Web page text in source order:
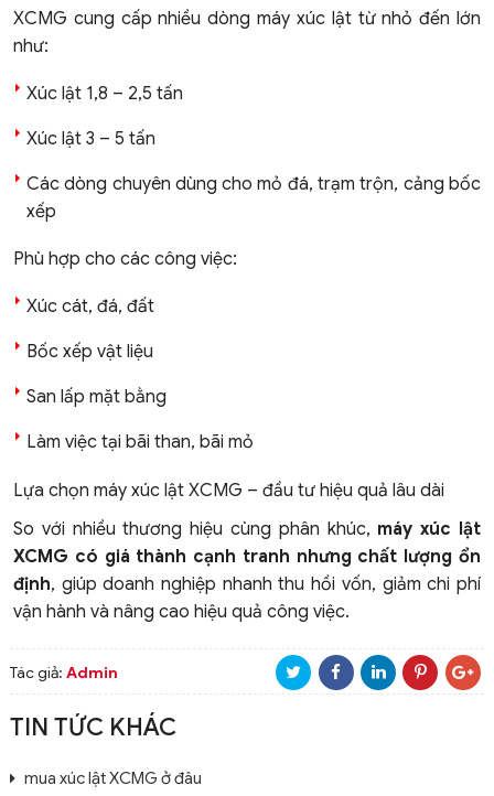
XCMG cung cấp nhiều dòng máy xúc lật từ nhỏ đến lớn
như:
Xúc lật 1,8 – 2,5 tấn
Xúc lật 3 – 5 tấn
Các dòng chuyên dùng cho mỏ đá, trạm trộn, cảng bốc
xếp
Phù hợp cho các công việc:
Xúc cát, đá, đất
Bốc xếp vật liệu
San lấp mặt bằng
Làm việc tại bãi than, bãi mỏ
Lựa chọn máy xúc lật XCMG – đầu tư hiệu quả lâu dài
So với nhiều thương hiệu cùng phân khúc, máy xúc lật
XCMG có giá thành cạnh tranh nhưng chất lượng ổn
định, giúp doanh nghiệp nhanh thu hồi vốn, giảm chi phí
vận hành và nâng cao hiệu quả công việc.
Tác giả: Admin
TIN TỨC KHÁC
mua xúc lật XCMG ở đâu